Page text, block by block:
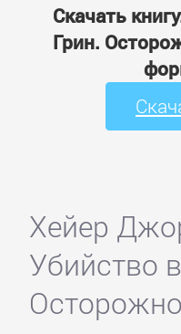
Скачать
Грин.
Хейер
Убийство